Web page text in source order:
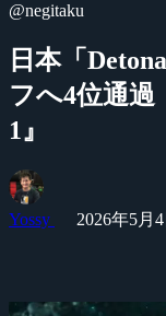
@negitaku
日本「
フへ4位通過
1』
Yossy 2026年5月